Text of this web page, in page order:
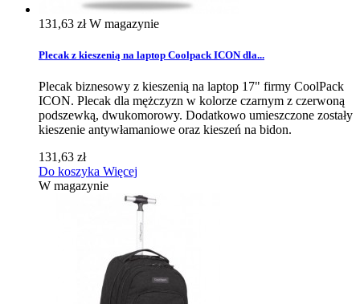
131,63 złW magazynie
Plecak z kieszenią na laptop Coolpack ICON dla...
Plecak biznesowy z kieszenią na laptop 17" firmy CoolPack
ICON. Plecak dla mężczyzn w kolorze czarnym z czerwoną
podszewką, dwukomorowy. Dodatkowo umieszczone zostały
kieszenie antywłamaniowe oraz kieszeń na bidon.
131,63 zł
Do koszyka Więcej
W magazynie